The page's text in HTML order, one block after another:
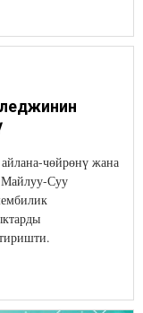
чөйрөнү жана
Майлуу-Суу